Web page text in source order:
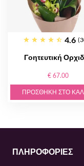
4.6
Γοητευτική
€ 67.00
ΠΡΟΣΘΉΚΗ ΣΤΟ
ΠΛΗΡΟΦΟΡΙΕΣ